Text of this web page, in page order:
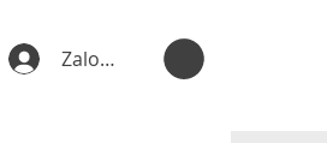
Zaloguj się